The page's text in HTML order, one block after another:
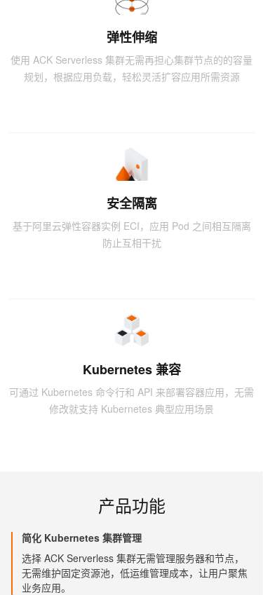
弹性伸缩
使用 ACK Serverless 集群无需再担心集群节点的的容量
规划，根据应用负载，轻松灵活扩容应用所需资源
安全隔离
基于阿里云弹性容器实例 ECI，应用 Pod 之间相互隔离
防止互相干扰
Kubernetes 兼容
可通过 Kubernetes 命令行和 API 来部署容器应用，无需
修改就支持 Kubernetes 典型应用场景
产品功能
简化 Kubernetes 集群管理
选择 ACK Serverless 集群无需管理服务器和节点，
无需维护固定资源池，低运维管理成本，让用户聚焦
业务应用。